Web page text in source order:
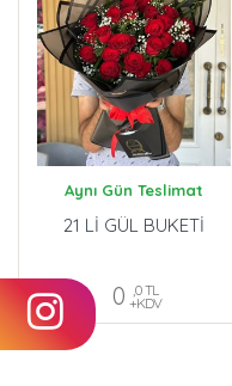
Aynı Gün Teslimat
21 Lİ GÜL BUKETİ
0 ,0 TL
+KDV